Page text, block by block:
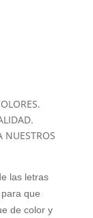
NUESTROS
las letras
que
de color y